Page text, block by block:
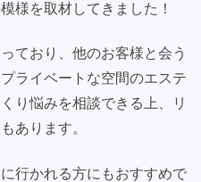
様を取材してきました！
ており、他のお客様と会う
ライベートな空間のエステ
り悩みを相談できる上、リ
あります。
行かれる方にもおすすめで